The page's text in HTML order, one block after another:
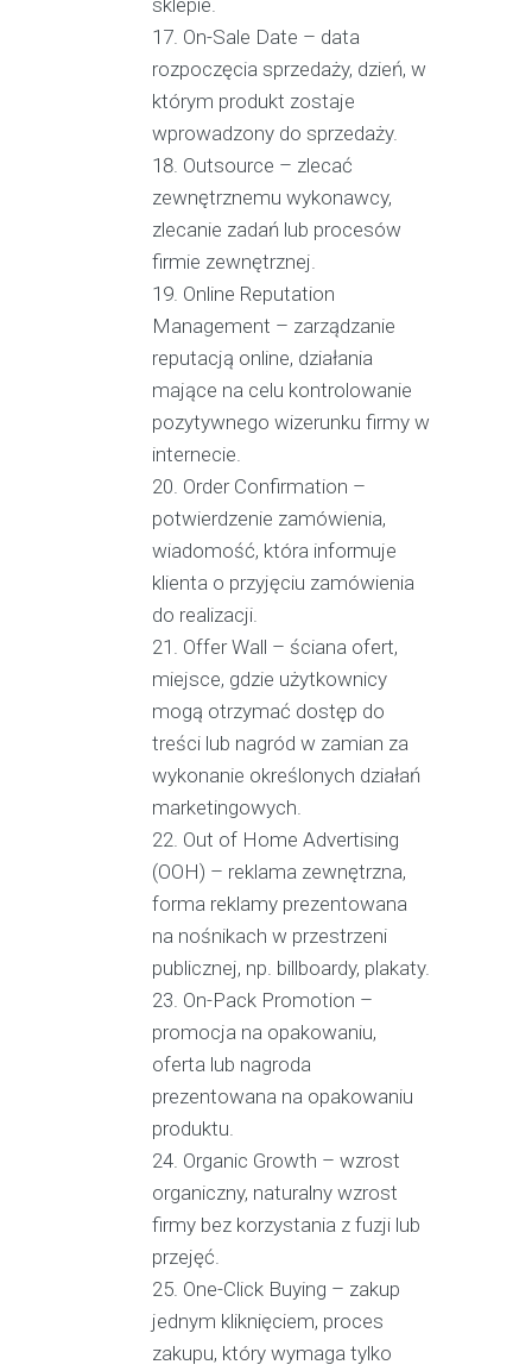
On-Sale Date – data
rozpoczęcia sprzedaży, dzień, w
którym produkt zostaje
wprowadzony do sprzedaży.
Outsource – zlecać
zewnętrznemu wykonawcy,
zlecanie zadań lub procesów
firmie zewnętrznej.
Online Reputation
Management – zarządzanie
reputacją online, działania
mające na celu kontrolowanie
pozytywnego wizerunku firmy w
internecie.
Order Confirmation –
potwierdzenie zamówienia,
wiadomość, która informuje
klienta o przyjęciu zamówienia
do realizacji.
Offer Wall – ściana ofert,
miejsce, gdzie użytkownicy
mogą otrzymać dostęp do
treści lub nagród w zamian za
wykonanie określonych działań
marketingowych.
Out of Home Advertising
(OOH) – reklama zewnętrzna,
forma reklamy prezentowana
na nośnikach w przestrzeni
publicznej, np. billboardy, plakaty.
On-Pack Promotion –
promocja na opakowaniu,
oferta lub nagroda
prezentowana na opakowaniu
produktu.
Organic Growth – wzrost
organiczny, naturalny wzrost
firmy bez korzystania z fuzji lub
przejęć.
One-Click Buying – zakup
jednym kliknięciem, proces
zakupu, który wymaga tylko